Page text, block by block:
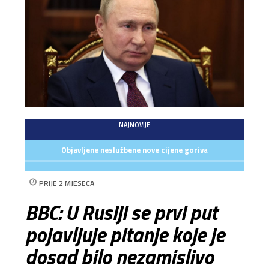
NAJNOVIJE
Objavljene neslužbene nove cijene goriva
PRIJE 2 MJESECA
BBC: U Rusiji se prvi put
pojavljuje pitanje koje je
dosad bilo nezamislivo